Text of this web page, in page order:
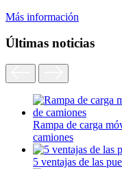
Más información
Últimas noticias
Rampa de carga
camiones
5 ventajas de las